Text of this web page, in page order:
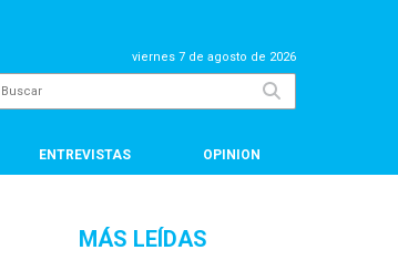
viernes 7 de agosto de 2026
ENTREVISTAS OPINION
MÁS LEÍDAS